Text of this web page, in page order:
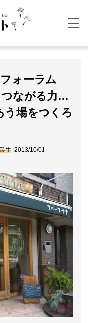
ォーラム
つながる力…
う場をつくろ
生 2013/10/01